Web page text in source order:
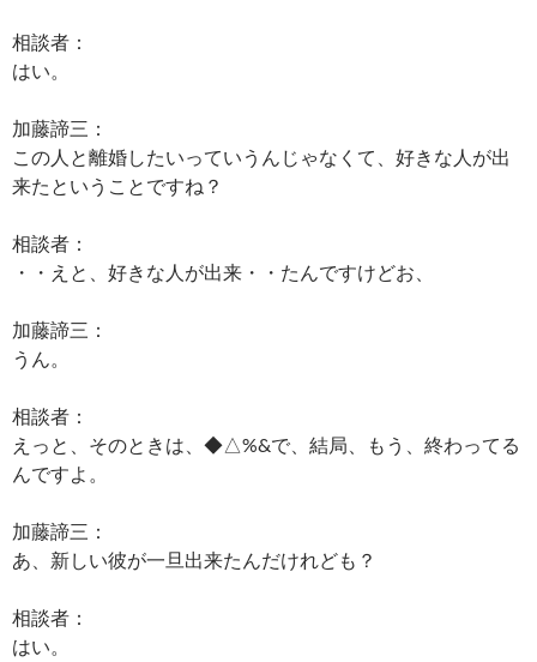
相談者：
はい。
加藤諦三：
この人と離婚したいっていうんじゃなくて、好きな人が出
来たということですね？
相談者：
・・えと、好きな人が出来・・たんですけどお、
加藤諦三：
うん。
相談者：
えっと、そのときは、◆△%&で、結局、もう、終わってる
んですよ。
加藤諦三：
あ、新しい彼が一旦出来たんだけれども？
相談者：
はい。